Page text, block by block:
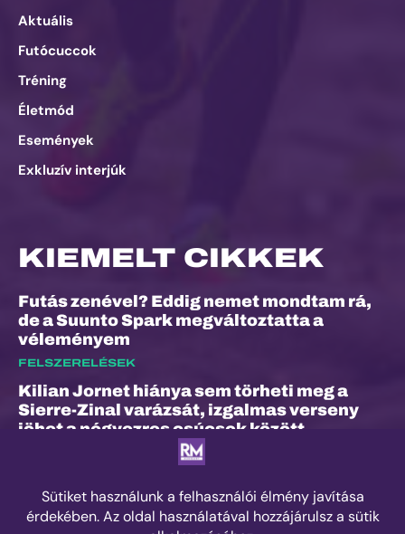
Aktuális
Futócuccok
Tréning
Életmód
Események
Exkluzív interjúk
KIEMELT CIKKEK
Futás zenével? Eddig nemet mondtam rá,
de a Suunto Spark megváltoztatta a
véleményem
FELSZERELÉSEK
Kilian Jornet hiánya sem törheti meg a
Sierre-Zinal varázsát, izgalmas verseny
jöhet a négyezres csúcsok között
fájdalom és a szenvedés nem rossz dolog”
– Interjú Lénárt Krisztiánnal, a Daráló új